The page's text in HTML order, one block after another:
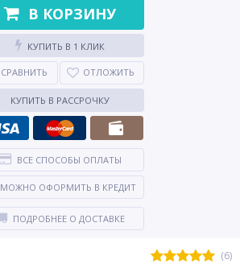
(6)
В КОРЗИНУ
КУПИТЬ В 1 КЛИК
СРАВНИТЬ ОТЛОЖИТЬ
КУПИТЬ В РАССРОЧКУ
ВСЕ СПОСОБЫ ОПЛАТЫ
МОЖНО ОФОРМИТЬ В КРЕДИТ
ПОДРОБНЕЕ О ДОСТАВКЕ